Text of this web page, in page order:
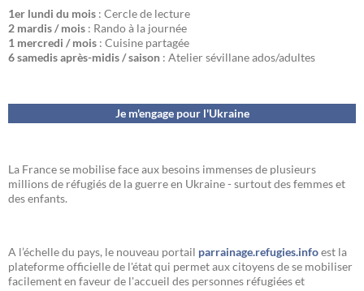
1er lundi du mois : Cercle de lecture
2 mardis / mois : Rando à la journée
1 mercredi / mois : Cuisine partagée
6 samedis après-midis / saison : Atelier sévillane ados/adultes
Je m'engage pour l'Ukraine
La France se mobilise face aux besoins immenses de plusieurs
millions de réfugiés de la guerre en Ukraine - surtout des femmes et
des enfants.
A l’échelle du pays, le nouveau portail parrainage.refugies.infoest la
plateforme officielle de l'état qui permet aux citoyens de se mobiliser
facilement en faveur de l'accueil des personnes réfugiées et